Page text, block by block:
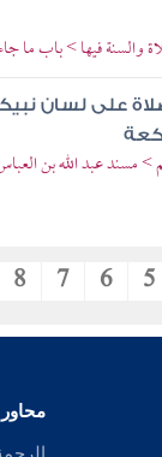
والسنة فيها > باب ما
على لسان
عبد الله بن
5
6
7
8